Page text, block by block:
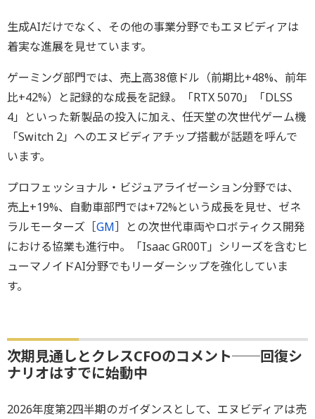
生成AIだけでなく、その他の事業分野でもエヌビディアは
着実な進展を見せています。
ゲーミング部門では、売上高38億ドル（前期比+48%、前年
比+42%）と記録的な成長を記録。「RTX 5070」「DLSS
4」といった新製品の投入に加え、任天堂の次世代ゲーム機
「Switch 2」へのエヌビディアチップ搭載が話題を呼んで
います。
プロフェッショナル・ビジュアライゼーション分野では、
売上+19%、自動車部門では+72%という成長を見せ、ゼネ
ラルモーターズ［GM］との次世代車両やロボティクス開発
における協業も進行中。「Isaac GR00T」シリーズを含むヒ
ューマノイドAI分野でもリーダーシップを強化していま
す。
次期見通しとクレスCFOのコメント──回復シ
ナリオはすでに始動中
2026年度第2四半期のガイダンスとして、エヌビディアは売